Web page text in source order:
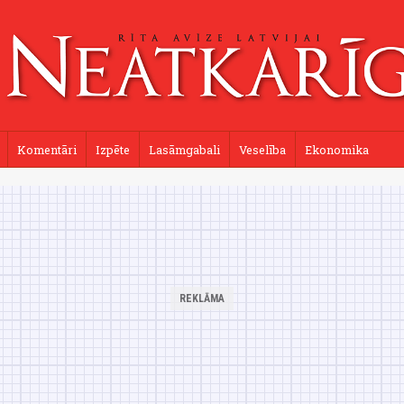
Komentāri Izpēte Lasāmgabali Veselība Ekonomika